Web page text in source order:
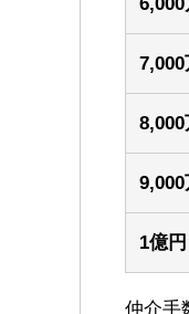
7,000
8,000
9,000
1億円
仲介手